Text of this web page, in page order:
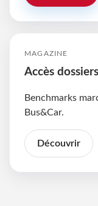
MAGAZINE
Accès dossiers
Benchmarks
Bus&Car.
Découvrir